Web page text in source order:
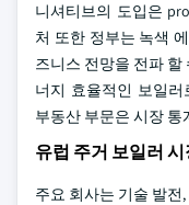
니셔티브의 도입은
처 또한 정부는 녹색
즈니스 전망을 전파 할
너지 효율적인 보일
부동산 부문은 시장
유럽 주거 보일러
주요 회사는 기술 발